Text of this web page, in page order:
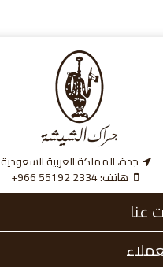
جدة، المملكة العربية السعودية
هاتف:‎+966 55192 2334
عنا